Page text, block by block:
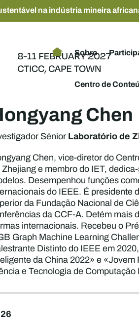
na indústria mineira
Sobre
Centro de
Chen
Sénior Laboratório de
Chen, vice-diretor do
e membro do IET,
Desempenhou funções
do IEEE. É presidente
da Fundação Nacional de
da CCF-A. Detém mais
internacionais. Recebeu o
Graph Machine Learning
Distinto do IEEE em
da China 2022» e
e Tecnologia de